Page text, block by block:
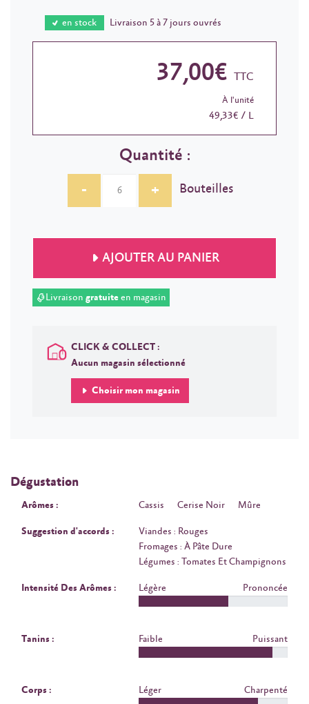
en stock Livraison 5 à 7 jours ouvrés
37,00€ TTC
À l'unité
49,33€ / L
Quantité :
-
+ Bouteilles
AJOUTER AU PANIER
Livraison gratuiteen magasin
CLICK & COLLECT :
Aucun magasin sélectionné
Choisir mon magasin
Dégustation
Arômes : Cassis Cerise Noir Mûre
Suggestion d'accords :
Viandes : Rouges
Fromages : À Pâte Dure
Légumes : Tomates Et Champignons
Intensité Des Arômes : Légère Prononcée
Tanins : Faible Puissant
Corps : Léger Charpenté